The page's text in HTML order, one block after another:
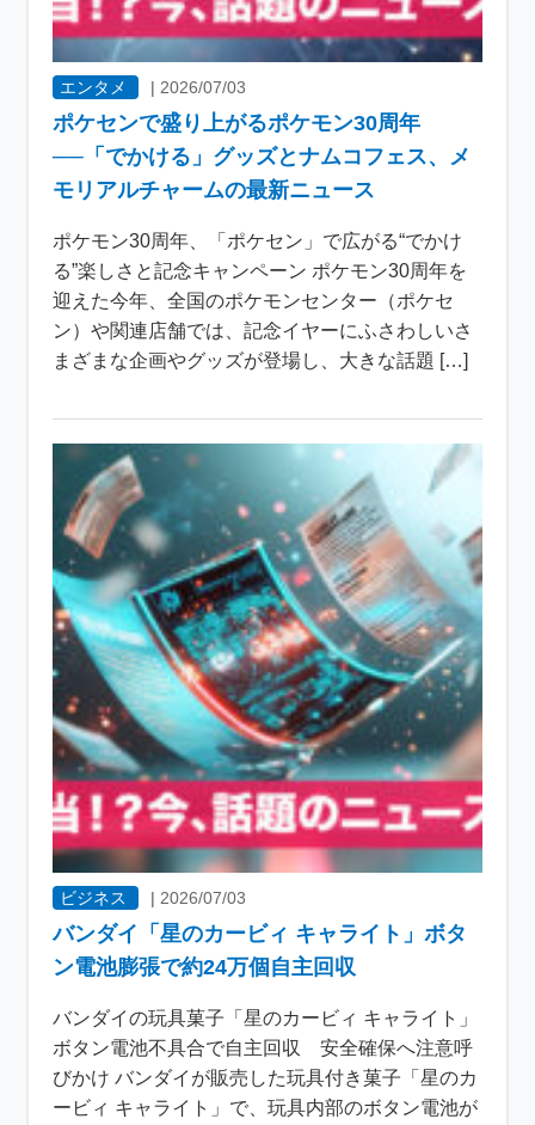
エンタメ | 2026/07/03
ポケセンで盛り上がるポケモン30周年
──「でかける」グッズとナムコフェス、メ
モリアルチャームの最新ニュース
ポケモン30周年、「ポケセン」で広がる“でかけ
る”楽しさと記念キャンペーン ポケモン30周年を
迎えた今年、全国のポケモンセンター（ポケセ
ン）や関連店舗では、記念イヤーにふさわしいさ
まざまな企画やグッズが登場し、大きな話題 […]
ビジネス |2026/07/03
バンダイ「星のカービィ キャライト」ボタ
ン電池膨張で約24万個自主回収
バンダイの玩具菓子「星のカービィ キャライト」
ボタン電池不具合で自主回収 安全確保へ注意呼
びかけ バンダイが販売した玩具付き菓子「星のカ
ービィ キャライト」で、玩具内部のボタン電池が